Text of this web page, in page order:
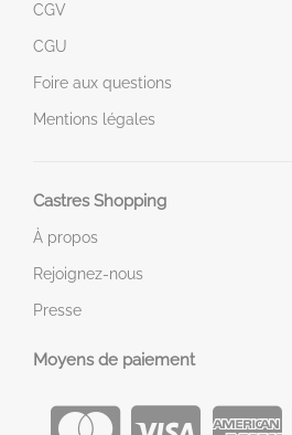
CGV
CGU
Foire aux questions
Mentions légales
Castres Shopping
À propos
Rejoignez-nous
Presse
Moyens de paiement